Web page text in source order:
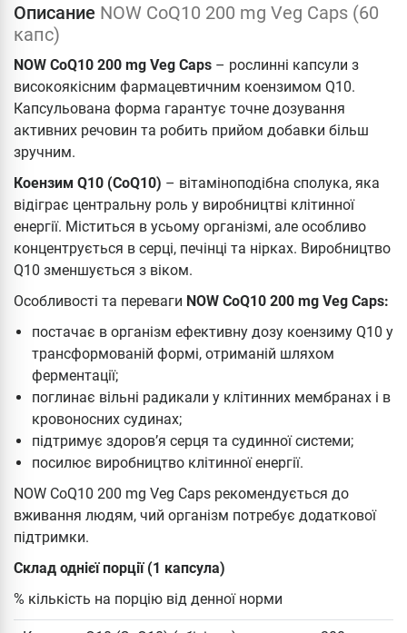
Описание NOW CoQ10 200 mg Veg Caps (60
капс)
NOW CoQ10 200 mg Veg Caps – рослинні капсули з
високоякісним фармацевтичним коензимом Q10.
Капсульована форма гарантує точне дозування
активних речовин та робить прийом добавки більш
зручним.
Коензим Q10 (CoQ10) – вітаміноподібна сполука, яка
відіграє центральну роль у виробництві клітинної
енергії. Міститься в усьому організмі, але особливо
концентрується в серці, печінці та нірках. Виробництво
Q10 зменшується з віком.
Особливості та переваги NOW CoQ10 200 mg Veg Caps:
постачає в організм ефективну дозу коензиму Q10 у
трансформованій формі, отриманій шляхом
ферментації;
поглинає вільні радикали у клітинних мембранах і в
кровоносних судинах;
підтримує здоров’я серця та судинної системи;
посилює виробництво клітинної енергії.
NOW CoQ10 200 mg Veg Caps рекомендується до
вживання людям, чий організм потребує додаткової
підтримки.
Склад однієї порції (1 капсула)
% кількість на порцію від денної норми